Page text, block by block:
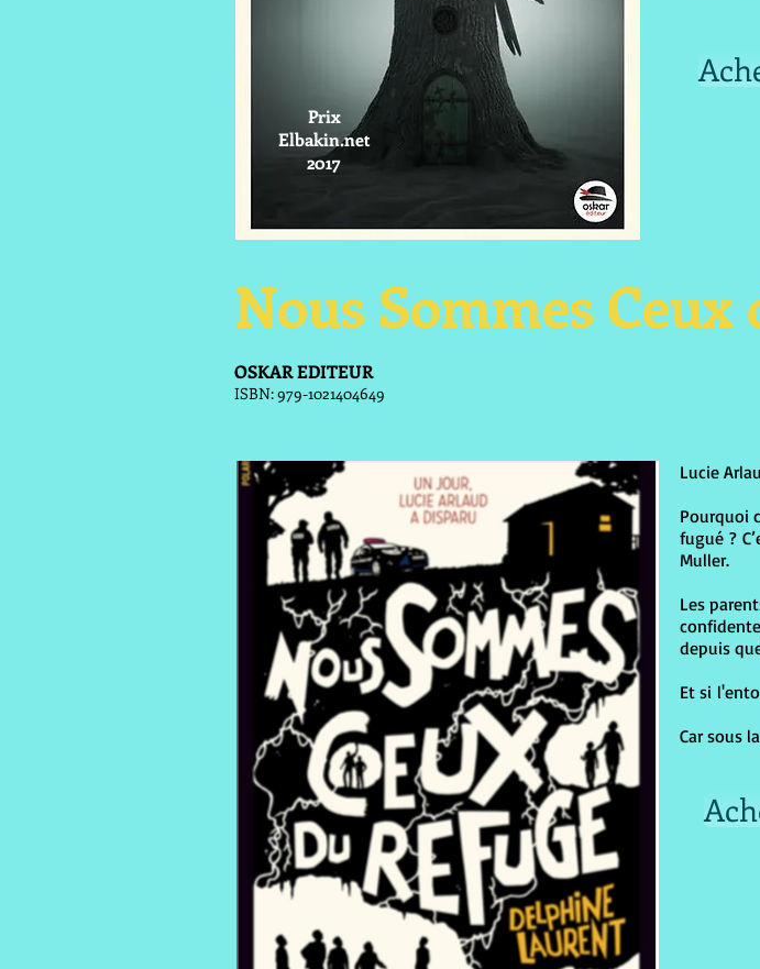
Prix
Elbakin.net
2017
Nous Sommes Ceux
OSKAR EDITEUR
ISBN: 979-1021404649
Lucie
Pourquoi
fugué ?
Muller.
Les
depuis
Et si
Car sous